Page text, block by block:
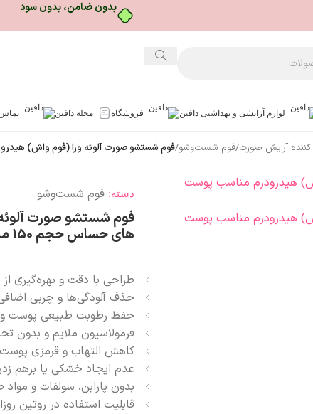
بدون ضامن، بدون سود
لوازم آرایشی و بهداشتی دافین فروشگاه مجله دافین تماس
کننده آرایش صورت/فوم شست‌وشو/فوم شستشو صورت آلوئه ورا (فوم واش) هیدرودرم
دسته: فوم شست‌وشو
فوم شستشو صورت
های حساس حجم 150 میلی لیتر
طراحی با دقت و بهره‌گیری
حذف آلودگی‌ها و چربی
حفظ رطوبت طبیعی پوست و
فرمولاسیون ملایم و بدون
کاهش التهاب و قرمزی
عدم ایجاد خشکی یا برهم
بدون پارابن، سولفات و مواد
قابلیت استفاده در روتین